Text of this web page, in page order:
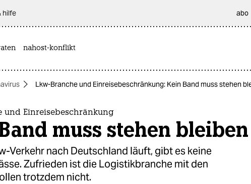
hilfe abo
nahost-konflikt
Lkw-Branche und Einreisebeschränkung: Kein Band muss stehen
und Einreisebeschränkung
muss stehen bleiben
Verkehr nach Deutschland läuft, gibt es keine
Zufrieden ist die Logistikbranche mit den
trotzdem nicht.